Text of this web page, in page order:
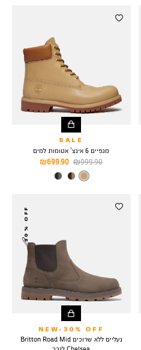
SALE
מגפיים 6 אינצ’ אטומות למים
מחיר
מוצר
699.90 ₪
מחיר
999.90 ₪
צבע
BEIGE
GRAIN
30% OFF
NEW-30% OFF
נעליים ללא שרוכים Britton Road Mid